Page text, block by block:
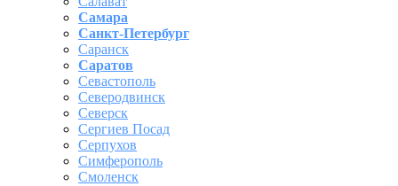
Самара
Санкт-Петербург
Саранск
Саратов
Севастополь
Северодвинск
Северск
Сергиев Посад
Серпухов
Симферополь
Смоленск